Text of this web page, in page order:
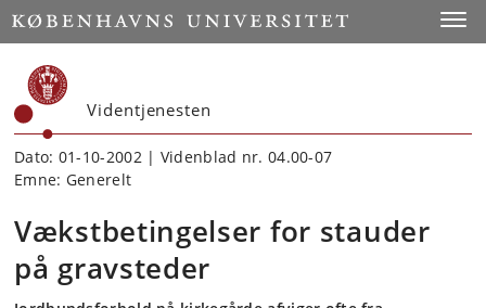
Start
Videntjenesten
Dato: 01-10-2002 | Videnblad nr. 04.00-07
Emne: Generelt
Vækstbetingelser for stauder
på gravsteder